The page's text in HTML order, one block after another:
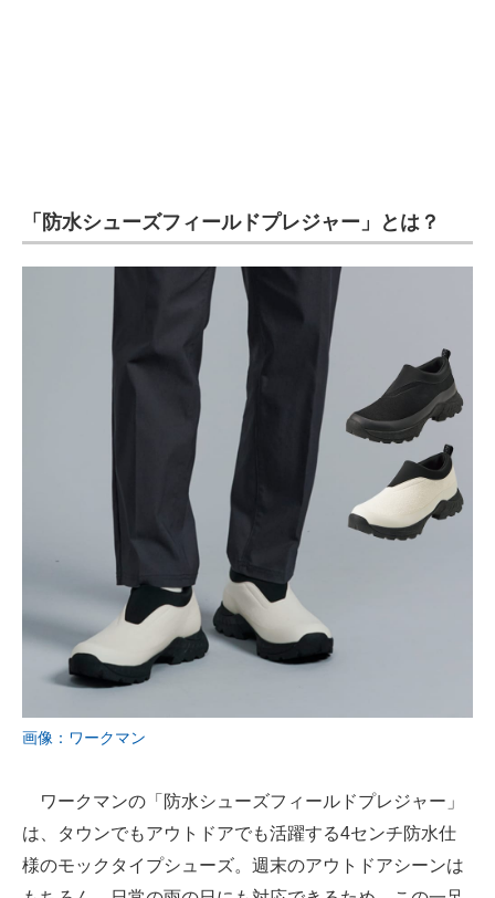
電子設計の基本と応用
エネルギーの専門メディア
建設×テクノロジーの最前線
ちょっと気になるネットの話題
「防水シューズフィールドプレジャー」とは？
画像：ワークマン
ワークマンの「防水シューズフィールドプレジャー」
は、タウンでもアウトドアでも活躍する4センチ防水仕
様のモックタイプシューズ。週末のアウトドアシーンは